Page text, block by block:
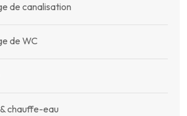
de canalisation
de WC
chauffe-eau